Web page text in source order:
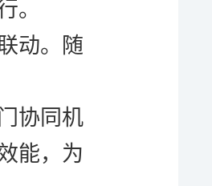
。
动。随
协同机
能，为